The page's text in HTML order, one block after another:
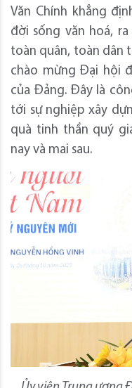
Văn Chính khẳng
đời sống văn hoá,
toàn quân, toàn dân
chào mừng Đại hội
của Đảng. Đây là
tới sự nghiệp xây
quà tinh thần quý
nay và mai sau.